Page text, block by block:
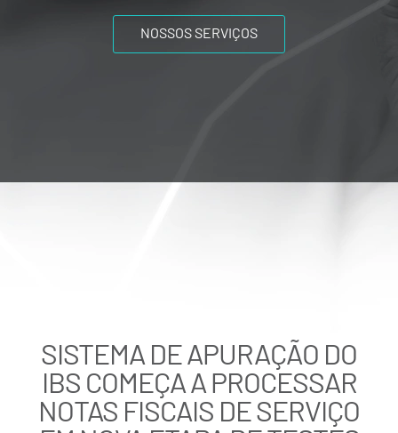
NOSSOS SERVIÇOS
SISTEMA DE APURAÇÃO DO
IBS COMEÇA A PROCESSAR
NOTAS FISCAIS DE SERVIÇO